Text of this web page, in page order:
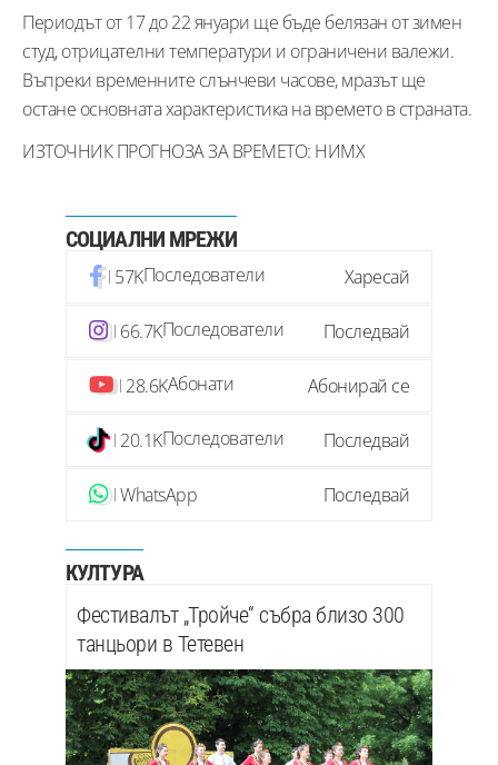
Периодът от 17 до 22 януари ще бъде белязан от зимен
студ, отрицателни температури и ограничени валежи.
Въпреки временните слънчеви часове, мразът ще
остане основната характеристика на времето в страната.
ИЗТОЧНИК ПРОГНОЗА ЗА ВРЕМЕТО: НИМХ
СОЦИАЛНИ МРЕЖИ
57KПоследователи Харесай
66.7KПоследователи Последвай
28.6KАбонати Абонирай се
20.1KПоследователи Последвай
WhatsApp Последвай
КУЛТУРА
Фестивалът „Тройче“ събра близо 300
танцьори в Тетевен